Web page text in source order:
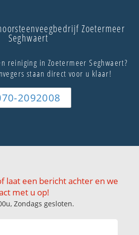
Zoetermeer
Seghwaert
reiniging in Zoetermeer Seghwaert?
staan direct voor u klaar!
2092008
laat een bericht achter en we
met u op!
Zondags gesloten.